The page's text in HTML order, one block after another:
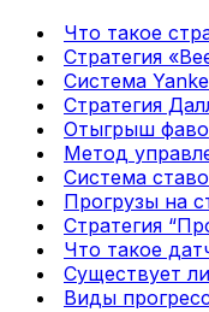
Что такое
Стратегия
Система
Стратегия
Отыгрыш
Метод
Система
Прогрузы на
Стратегия
Что такое
Существует
Виды